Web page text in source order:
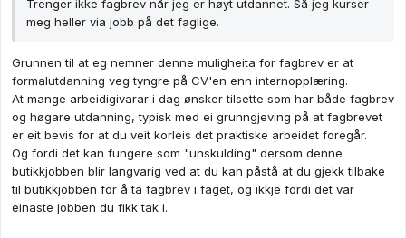
derfor å skrive nokre ord om kva du har lært i butikkjobben du
vurdere å gjere ein ekstra innsats og ta fagbrev i salgsfaget.
Gjennom ordninga som heiter praksiskandidat så kan du etter
tilsaman 5 år med relevant arbeidserfaring avlegge eksamen
som privatist og gå opp til fagprøve. Sjølv om du frå før har tatt
Mastergrad i jakta på drømmejobben, så er det berre positive
ting å hente frå å også ha eit fagbrev. I tillegg til at du som
nemt då kan dokumentere kundeservicekompetanse, så
demonstrerer du også eit sterkt initiativ og stå-på-vilje til å
gjere det beste ut av situasjonen.
Trenger ikke fagbrev når jeg er høyt utdannet. Så jeg kurser
meg heller via jobb på det faglige.
Grunnen til at eg nemner denne muligheita for fagbrev er at
formalutdanning veg tyngre på CV'en enn internopplæring.
At mange arbeidigivarar i dag ønsker tilsette som har både fagbrev
og høgare utdanning, typisk med ei grunngjeving på at fagbrevet
er eit bevis for at du veit korleis det praktiske arbeidet foregår.
Og fordi det kan fungere som "unskulding" dersom denne
butikkjobben blir langvarig ved at du kan påstå at du gjekk tilbake
til butikkjobben for å ta fagbrev i faget, og ikkje fordi det var
einaste jobben du fikk tak i.